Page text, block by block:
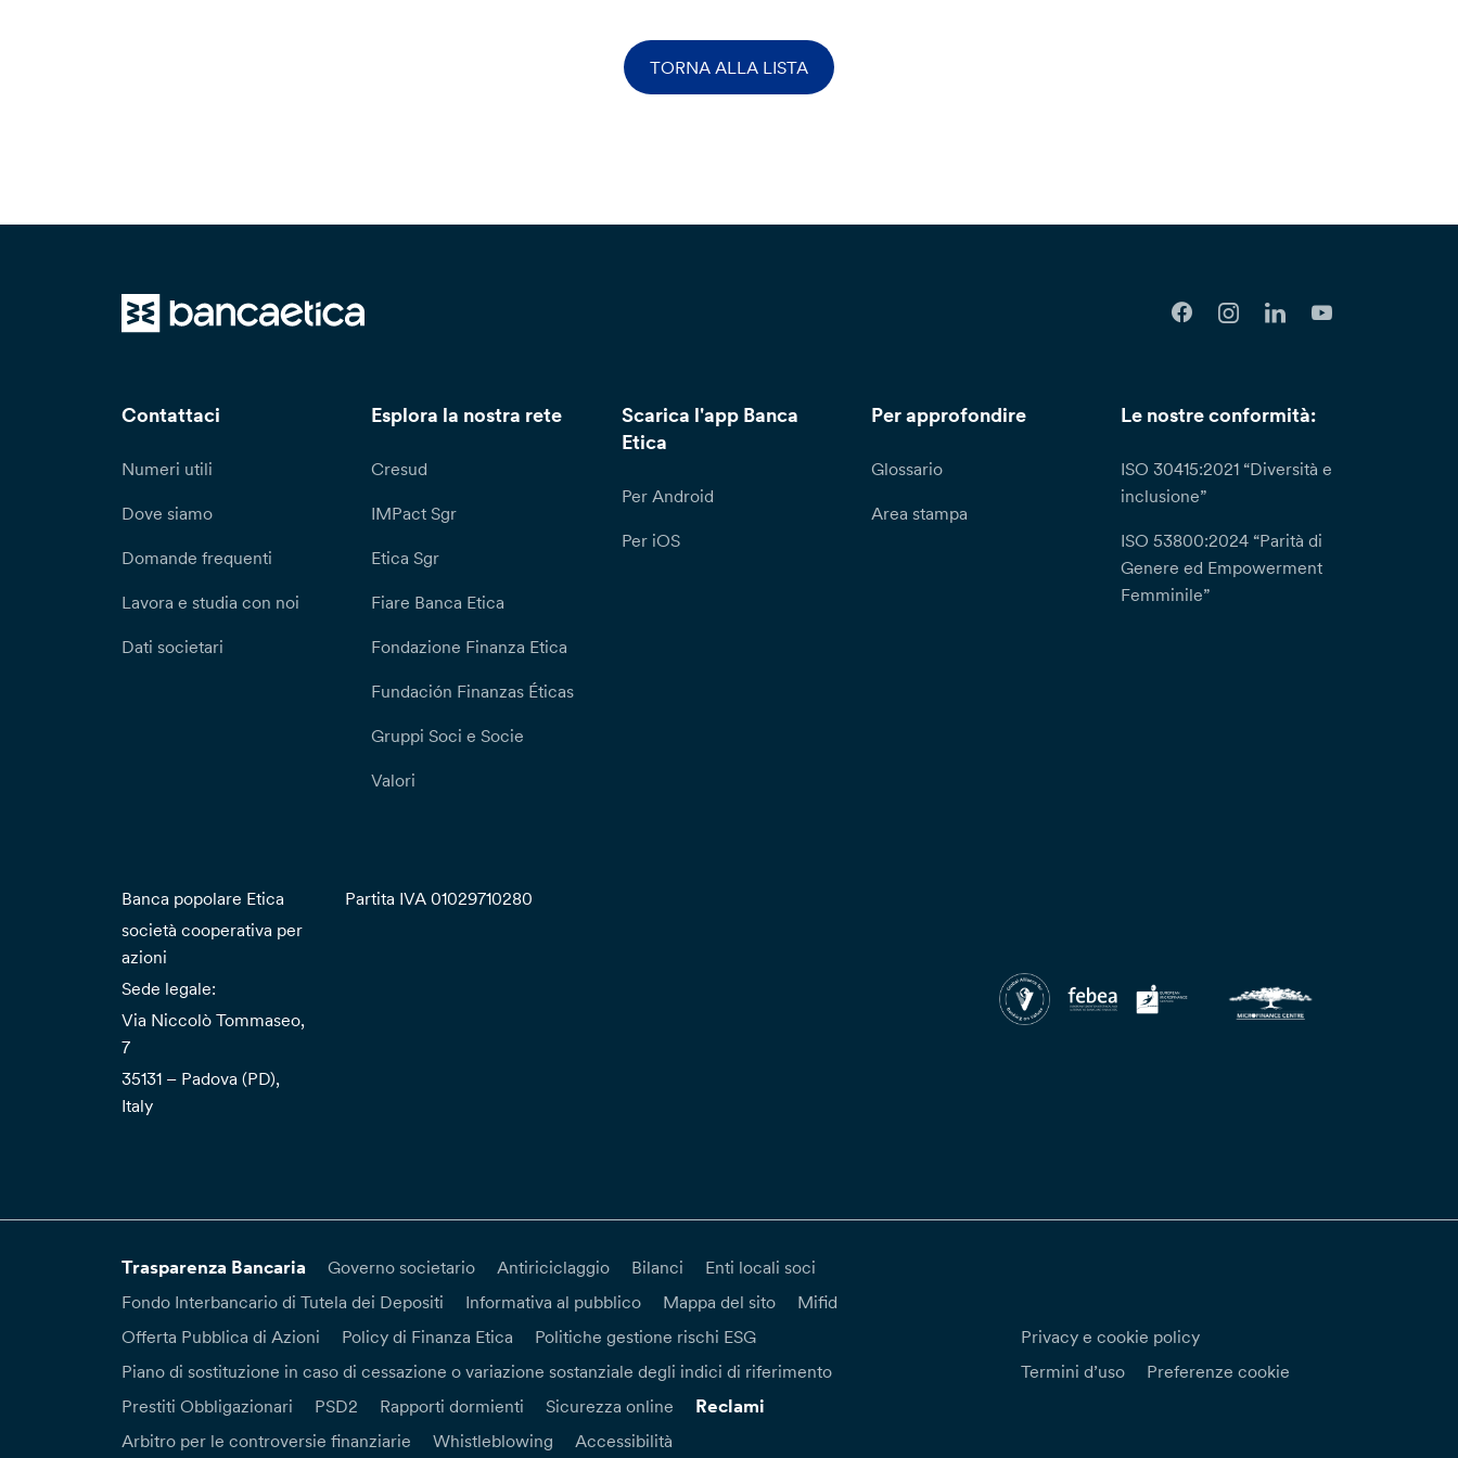
TORNA ALLA LISTA
Contattaci
Numeri utili
Dove siamo
Domande frequenti
Lavora e studia con noi
Dati societari
Esplora la nostra rete
Cresud
IMPact Sgr
Etica Sgr
Fiare Banca Etica
Fondazione Finanza Etica
Fundación Finanzas Éticas
Gruppi Soci e Socie
Valori
Scarica l'app Banca
Etica
Per Android
Per iOS
Per approfondire
Glossario
Area stampa
Le nostre conformità:
ISO 30415:2021 “Diversità e
inclusione”
ISO 53800:2024 “Parità di
Genere ed Empowerment
Femminile”
Banca popolare Etica
società cooperativa per
azioni
Sede legale:
Via Niccolò Tommaseo,
7
35131 – Padova (PD),
Italy
Partita IVA 01029710280
Trasparenza Bancaria Governo societario Antiriciclaggio Bilanci
Enti locali soci
Fondo Interbancario di Tutela dei Depositi
Informativa al pubblico Mappa del sito
Mifid
Offerta Pubblica di Azioni
Policy di Finanza Etica
Politiche gestione rischi ESG
Piano di sostituzione in caso di cessazione o variazione sostanziale degli indici di riferimento
Prestiti Obbligazionari
PSD2 Rapporti dormienti Sicurezza online Reclami
Arbitro per le controversie finanziarie Whistleblowing Accessibilità
Privacy e cookie policy
Termini d’uso
Preferenze cookie